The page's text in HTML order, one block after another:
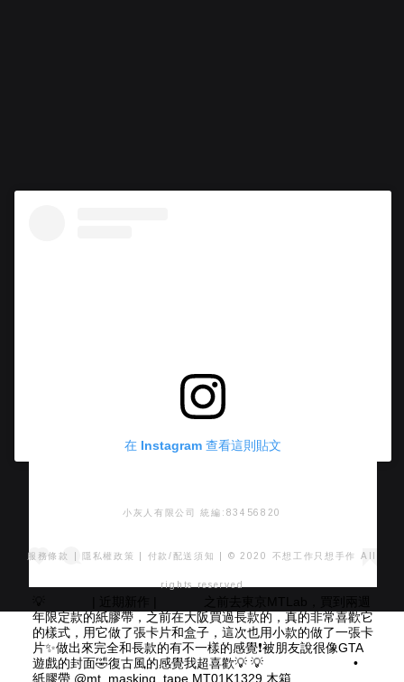
在 Instagram 查看這則貼文
年限定款的紙膠帶，之前在大阪買過長款的，真的非常喜歡它
的樣式，用它做了張卡片和盒子，這次也用小款的做了一張卡
片✨做出來完全和長款的有不一樣的感覺❗️被朋友說很像GTA
遊戲的封面🤣復古風的感覺我超喜歡💡 💡 ⠀⠀ ⠀⠀ ⠀⠀ ⠀⠀ •
紙膠帶 @mt_masking_tape MT01K1329 木箱 ⠀⠀⠀
小灰人有限公司 統編:83456820
服務條款 隱私權政策 付款/配送須知 | © 2020 不想工作只想手作 All
rights reserved